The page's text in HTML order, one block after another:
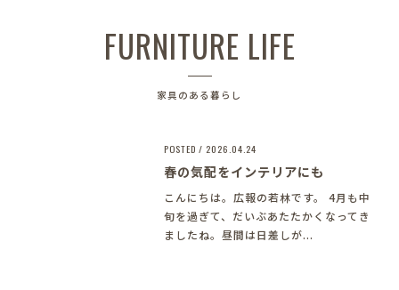
FURNITURE LIFE
家具のある暮らし
POSTED / 2026.04.24
春の気配をインテリアにも
こんにちは。広報の若林です。 4月も中
旬を過ぎて、だいぶあたたかくなってき
ましたね。昼間は日差しが...